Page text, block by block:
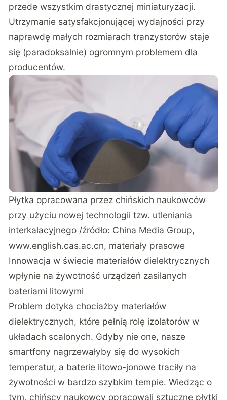
przede wszystkim drastycznej miniaturyzacji.
Utrzymanie satysfakcjonującej wydajności przy
naprawdę małych rozmiarach tranzystorów staje
się (paradoksalnie) ogromnym problemem dla
producentów.
Płytka opracowana przez chińskich naukowców
przy użyciu nowej technologii tzw. utleniania
interkalacyjnego /źródło: China Media Group,
www.english.cas.ac.cn, materiały prasowe
Innowacja w świecie materiałów dielektrycznych
wpłynie na żywotność urządzeń zasilanych
bateriami litowymi
Problem dotyka chociażby materiałów
dielektrycznych, które pełnią rolę izolatorów w
układach scalonych. Gdyby nie one, nasze
smartfony nagrzewałyby się do wysokich
temperatur, a baterie litowo-jonowe traciły na
żywotności w bardzo szybkim tempie. Wiedząc o
tym, chińscy naukowcy opracowali sztuczne płytki